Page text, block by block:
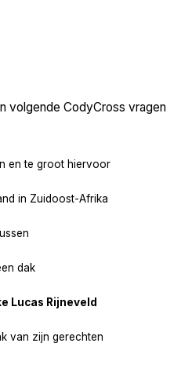
volgende CodyCross vragen
en te groot hiervoor
in Zuidoost-Afrika
dak
Lucas Rijneveld
van zijn gerechten